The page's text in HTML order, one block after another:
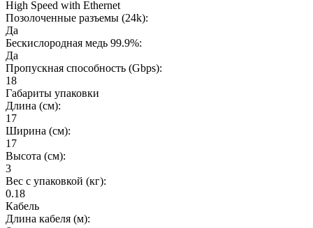
High Speed with Ethernet
Позолоченные разъемы (24k):
Да
Бескислородная медь 99.9%:
Да
Пропускная способность (Gbps):
18
Габариты упаковки
Длина (см):
17
Ширина (см):
17
Высота (см):
3
Вес с упаковкой (кг):
0.18
Кабель
Длина кабеля (м):